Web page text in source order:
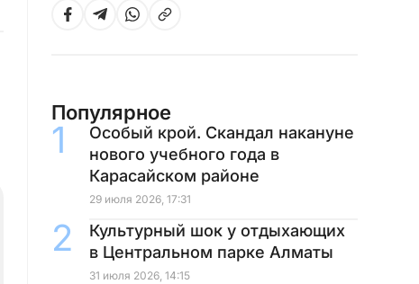
Популярное
Особый крой. Скандал накануне
нового учебного года в
Карасайском районе
29 июля 2026, 17:31
Культурный шок у отдыхающих
в Центральном парке Алматы
31 июля 2026, 14:15